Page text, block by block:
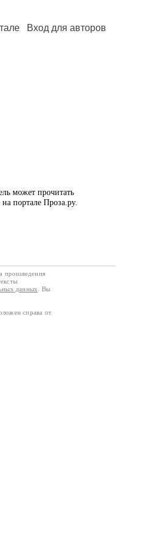
Вход для авторов
может прочитать
портале Проза.ру.
произведения
данных
. Вы
справа от